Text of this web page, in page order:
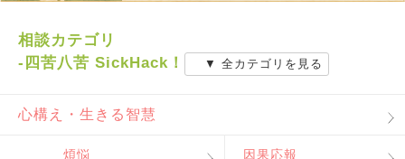
相談カテゴリ
-四苦八苦 SickHack！
▼ 全カテゴリを見る
心構え・生きる智慧
煩悩 因果応報